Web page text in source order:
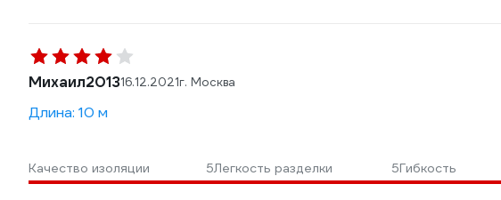
Михаил201316.12.2021г. Москва
Длина: 10 м
Качество изоляции 5Легкость разделки 5Гибкость